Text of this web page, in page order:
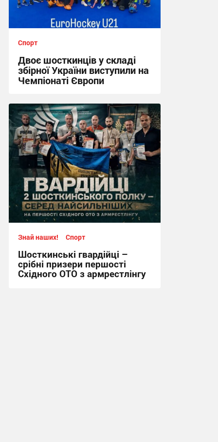
Спорт
Двоє шосткинців у складі
збірної України виступили на
Чемпіонаті Європи
12:57, 2.08.2026
Знай наших! Спорт
Шосткинські гвардійці –
срібні призери першості
Східного ОТО з армрестлінгу